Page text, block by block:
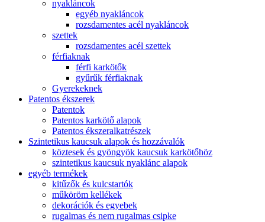
nyakláncok
egyéb nyakláncok
rozsdamentes acél nyakláncok
szettek
rozsdamentes acél szettek
férfiaknak
férfi karkötők
gyűrűk férfiaknak
Gyerekeknek
Patentos ékszerek
Patentok
Patentos karkötő alapok
Patentos ékszeralkatrészek
Szintetikus kaucsuk alapok és hozzávalók
köztesek és gyöngyök kaucsuk karkötőhöz
szintetikus kaucsuk nyaklánc alapok
egyéb termékek
kitűzők és kulcstartók
műköröm kellékek
dekorációk és egyebek
rugalmas és nem rugalmas csipke